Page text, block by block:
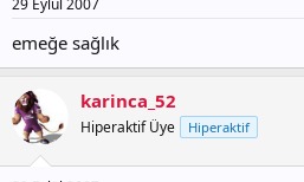
emeğe sağlık
karinca_52
Hiperaktif Üye Hiperaktif